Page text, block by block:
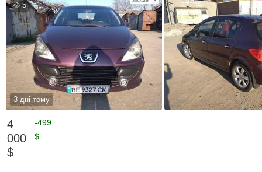
5
3 дні тому
4
000
$
-499
$